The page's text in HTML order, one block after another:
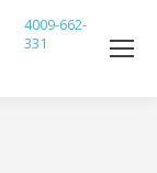
4009-662-
331